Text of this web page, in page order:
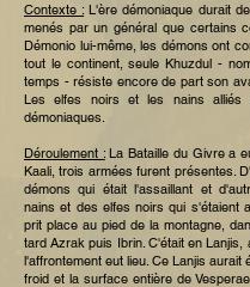
Contexte :L'ère démoniaque durait
menés par un général que certains
Démonio lui-même, les démons ont
tout le continent, seule Khuzdul -
temps - résiste encore de part son
Les elfes noirs et les nains alliés
démoniaques.
Déroulement :La Bataille du Givre a
Kaali, trois armées furent présentes.
démons qui était l'assaillant et
nains et des elfes noirs qui s'étaient
prit place au pied de la montagne,
tard Azrak puis Ibrin. C'était en Lanjis,
l'affrontement eut lieu. Ce Lanjis aurait
froid et la surface entière de